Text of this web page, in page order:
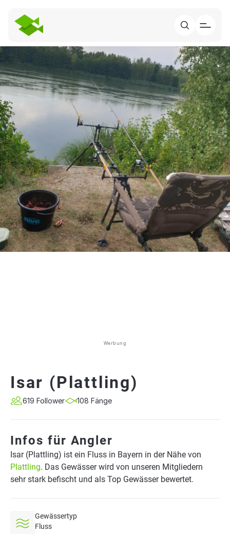
Werbung
Isar (Plattling)
619 Follower 108 Fänge
Infos für Angler
Isar (Plattling) ist ein Fluss in Bayern in der Nähe von
Plattling. Das Gewässer wird von unseren Mitgliedern
sehr stark befischt und als Top Gewässer bewertet.
Gewässertyp
Fluss